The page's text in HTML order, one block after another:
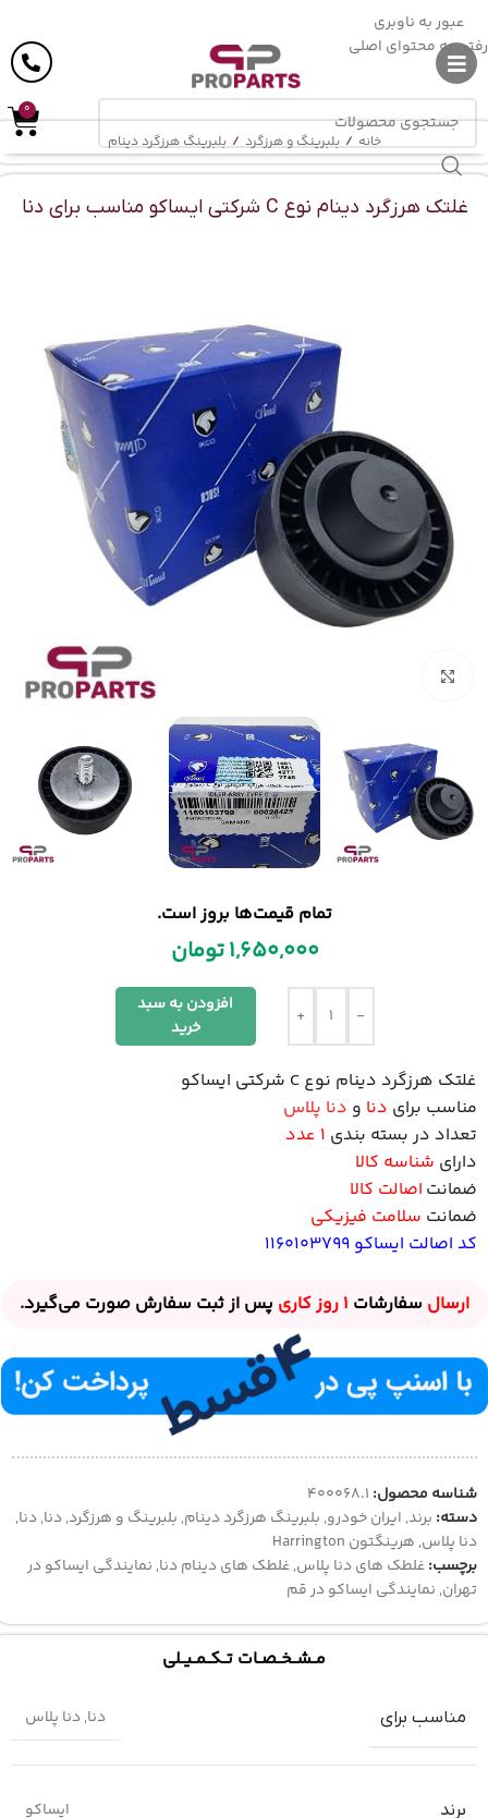
عبور به ناوبری
رفتن به محتوای اصلی
ارسال رایگان
0
خانه/بلبرینگ و هرزگرد/بلبرینگ هرزگرد دینام
غلتک هرزگرد دینام نوع C شرکتی ایساکو مناسب برای دنا
تمام قیمت‌ها بروز است.
1,650,000تومان
-
+
افزودن به سبد
خرید
غلتک هرزگرد دینام نوع C شرکتی
ایساکو
مناسب برای دنا و دنا پلاس
تعداد در بسته بندی 1 عدد
دارای شناسه کالا
ضمانت اصالت کالا
ضمانت سلامت فیزیکی
کد اصالت ایساکو 1160103799
ارسال سفارشات 1 روز کاری پس از ثبت سفارش صورت می‌گیرد.
شناسه محصول: 400068.1
دسته: برند, ایران خودرو, بلبرینگ هرزگرد دینام, بلبرینگ و هرزگرد,دنا,دنا,
دنا پلاس, هرینگتون Harrington
برچسب:غلطک های دنا پلاس,غلطک های دینام دنا, نمایندگی ایساکو در
تهران, نمایندگی ایساکو در قم
مــشــخــصــات تــکــمــیــلی
مناسب برای دنا,دنا پلاس
برند ایساکو